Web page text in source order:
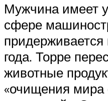
Мужчина имеет
сфере
придерживается
года. Торре
животные
«очищения мира